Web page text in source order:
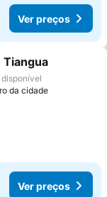
Ver preços
favoritos
Tiangua
da cidade
Ver preços